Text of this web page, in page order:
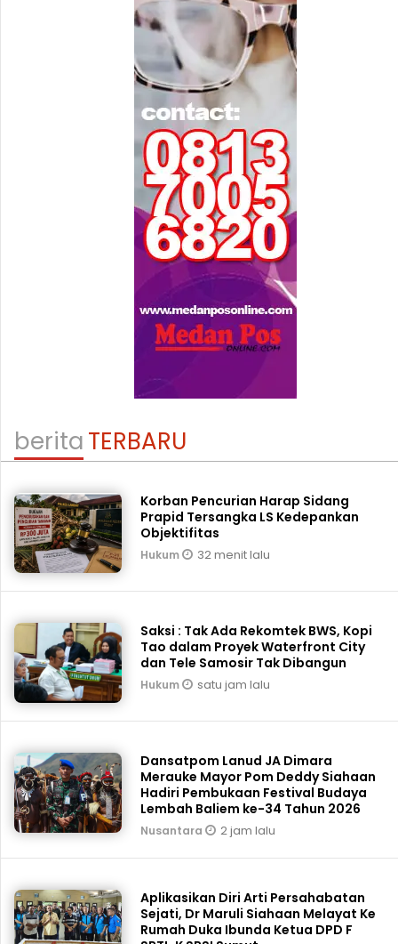
beritaTERBARU
Korban Pencurian Harap Sidang
Prapid Tersangka LS Kedepankan
Objektifitas
Hukum 32 menit lalu
Saksi : Tak Ada Rekomtek BWS, Kopi
Tao dalam Proyek Waterfront City
dan Tele Samosir Tak Dibangun
Hukum satu jam lalu
Dansatpom Lanud JA Dimara
Merauke Mayor Pom Deddy Siahaan
Hadiri Pembukaan Festival Budaya
Lembah Baliem ke-34 Tahun 2026
Nusantara 2 jam lalu
Aplikasikan Diri Arti Persahabatan
Sejati, Dr Maruli Siahaan Melayat Ke
Rumah Duka Ibunda Ketua DPD F